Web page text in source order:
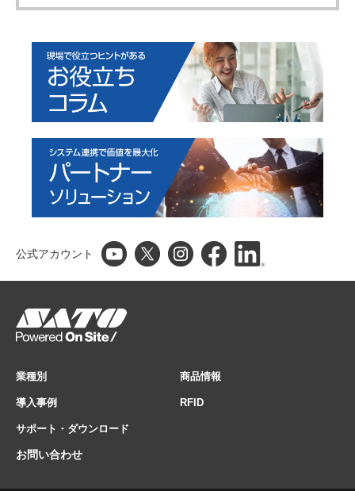
公式アカウント
業種別 商品情報
導入事例 RFID
サポート・ダウンロード
お問い合わせ